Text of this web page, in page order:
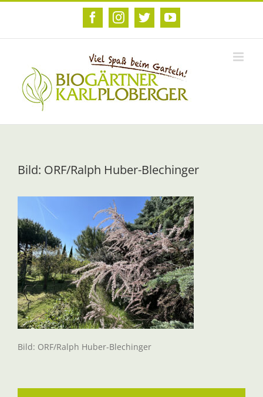
Zum
FacebookInstagram
TwitterYouTube
Bild: ORF/Ralph Huber-Blechinger
Bild: ORF/Ralph Huber-Blechinger